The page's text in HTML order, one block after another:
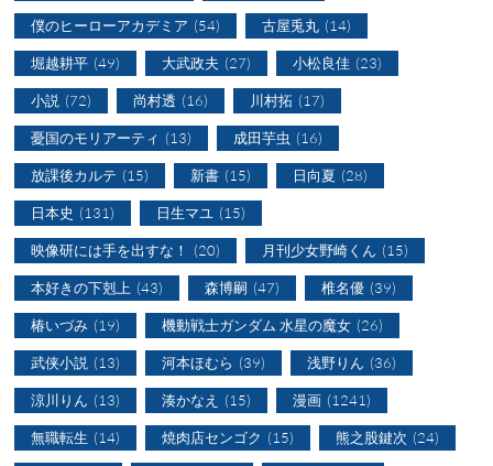
僕のヒーローアカデミア (54) 古屋兎丸 (14)
堀越耕平 (49) 大武政夫 (27) 小松良佳 (23)
小説 (72) 尚村透 (16) 川村拓 (17)
憂国のモリアーティ (13) 成田芋虫 (16)
放課後カルテ (15) 新書 (15) 日向夏 (28)
日本史 (131) 日生マユ (15)
映像研には手を出すな！ (20) 月刊少女野崎くん (15)
本好きの下剋上 (43) 森博嗣 (47) 椎名優 (39)
椿いづみ (19) 機動戦士ガンダム 水星の魔女 (26)
武侠小説 (13) 河本ほむら (39) 浅野りん (36)
涼川りん (13) 湊かなえ (15) 漫画 (1241)
無職転生 (14) 焼肉店センゴク (15) 熊之股鍵次 (24)